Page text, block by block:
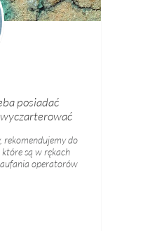
posiadać
rekomendujemy do
są w rękach
operatorów